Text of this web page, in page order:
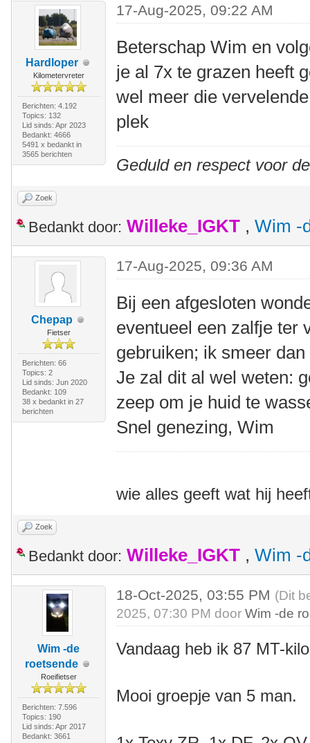
Hardloper
Kilometervreter
Berichten: 4.192
Topics: 132
Lid sinds: Apr 2023
Bedankt: 4666
5491 x bedankt in
3565 berichten
17-Aug-2025, 09:22 AM
Beterschap Wim en
je al 7x te grazen heeft
wel meer die
plek
Geduld en respect voor
Zoek
Bedankt door: Willeke_IGKT , Wim -
Chepap
Fietser
Berichten: 66
Topics: 2
Lid sinds: Jun 2020
Bedankt: 109
38 x bedankt in 27
berichten
17-Aug-2025, 09:36 AM
Bij een afgesloten
eventueel een zalfje ter
gebruiken; ik smeer
Je zal dit al wel weten:
zeep om je huid te
Snel genezing, Wim
wie alles geeft wat hij
Zoek
Bedankt door: Willeke_IGKT , Wim -
Wim -de
roetsende
Roeifietser
Berichten: 7.596
Topics: 190
Lid sinds: Apr 2017
Bedankt: 3661
18-Oct-2025, 03:55 PM (Dit
2025, 07:30 PM doorWim -de
Vandaag heb ik 87 MT-
Mooi groepje van 5 man.